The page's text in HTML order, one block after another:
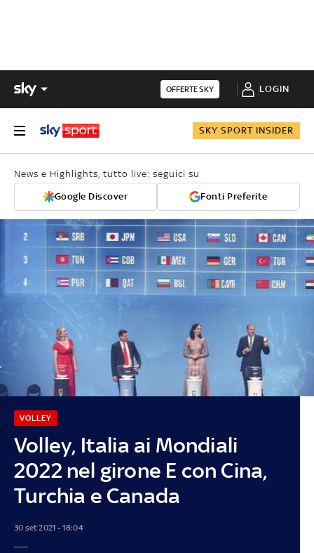
OFFERTE SKY LOGIN
SKY SPORT INSIDER
News e Highlights, tutto live: seguici su
Google Discover Fonti Preferite
Volley, Italia ai Mondiali
2022 nel girone E con Cina,
Turchia e Canada
VOLLEY
30 set 2021 - 18:04